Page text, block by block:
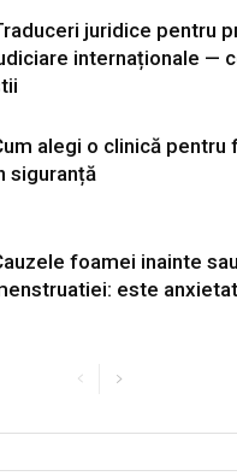
juridice pentru
internaționale —
alegi o clinică pentru
siguranță
foamei inainte
este